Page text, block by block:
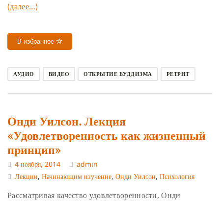
(далее…)
В избранное
АУДИО ВИДЕО ОТКРЫТИЕ БУДДИЗМА РЕТРИТ
Онди Уилсон. Лекция
«Удовлетворенность как жизненный
принцип»
4 ноября, 2014
admin
Лекции, Начинающим изучение, Онди Уилсон, Психология
Рассматривая качество удовлетворенности, Онди